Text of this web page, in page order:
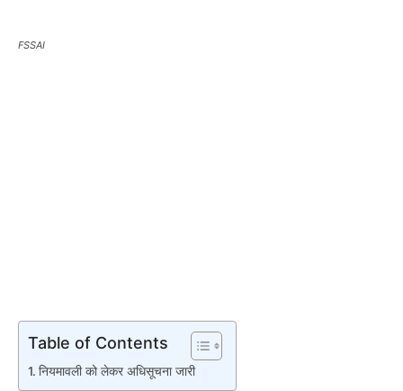
FSSAI
Table of Contents
नियमावली को लेकर अधिसूचना जारी